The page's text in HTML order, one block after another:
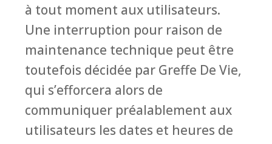
à tout moment aux utilisateurs.
Une interruption pour raison de
maintenance technique peut être
toutefois décidée par Greffe De Vie,
qui s’efforcera alors de
communiquer préalablement aux
utilisateurs les dates et heures de